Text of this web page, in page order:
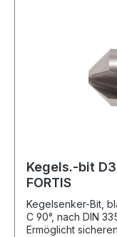
Kegels.-bit
FORTIS
Kegelsenker-Bit, blank • HSS •
C 90°, nach DIN
Ermöglicht